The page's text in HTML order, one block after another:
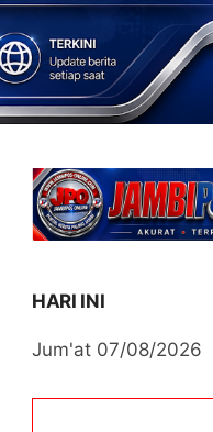
HARI INI
Jum'at 07/08/2026